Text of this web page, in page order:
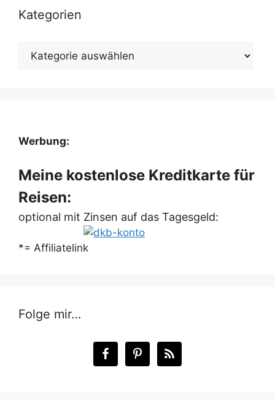
Kategorien
Kategorien
Werbung:
Meine kostenlose Kreditkarte für
Reisen:
optional mit Zinsen auf das Tagesgeld:
*= Affiliatelink
Folge mir…